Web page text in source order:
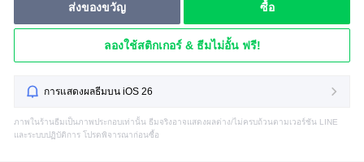
ส่งของขวัญ ซื้อ
ลองใช้สติกเกอร์ & ธีมไม่อั้น ฟรี!
การแสดงผลธีมบน iOS 26
ภาพในร้านธีมเป็นภาพประกอบเท่านั้น ธีมจริงอาจแสดงผลต่าง/ไม่ครบถ้วนตามเวอร์ชัน LINE
และระบบปฏิบัติการ โปรดพิจารณาก่อนซื้อ